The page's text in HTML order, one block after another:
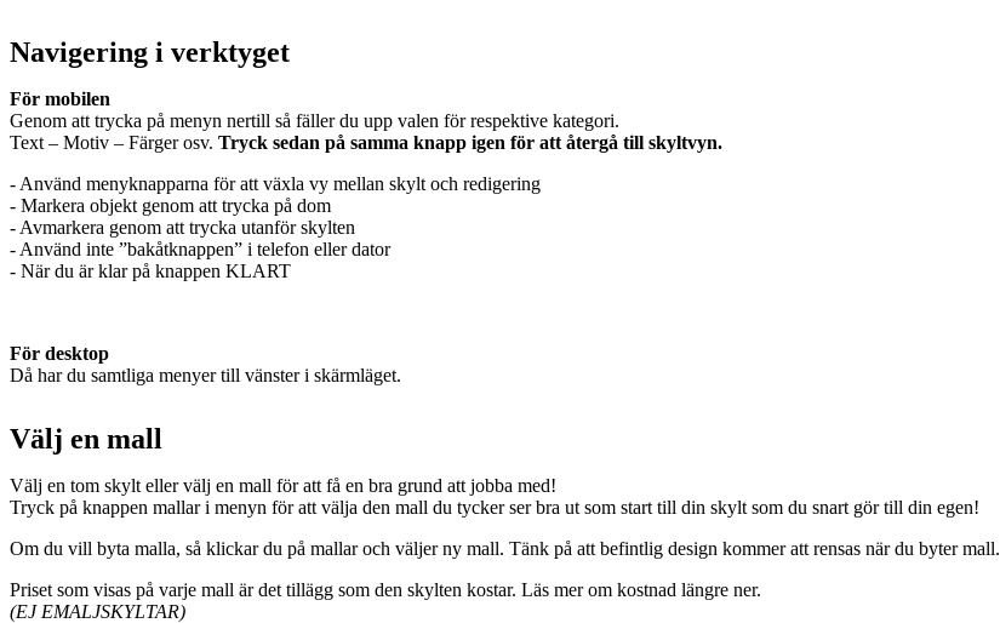
Navigering i verktyget
För mobilen
Genom att trycka på menyn nertill så fäller du upp valen för respektive kategori.
Text – Motiv – Färger osv. Tryck sedan på samma knapp igen för att återgå till skyltvyn.
- Använd menyknapparna för att växla vy mellan skylt och redigering
- Markera objekt genom att trycka på dom
- Avmarkera genom att trycka utanför skylten
- Använd inte ”bakåtknappen” i telefon eller dator
- När du är klar på knappen KLART
För desktop
Då har du samtliga menyer till vänster i skärmläget.
Välj en mall
Välj en tom skylt eller välj en mall för att få en bra grund att jobba med!
Tryck på knappen mallar i menyn för att välja den mall du tycker ser bra ut som start till din skylt som du snart gör till din egen!
Om du vill byta malla, så klickar du på mallar och väljer ny mall. Tänk på att befintlig design kommer att rensas när du byter mall.
Priset som visas på varje mall är det tillägg som den skylten kostar. Läs mer om kostnad längre ner.
(EJ EMALJSKYLTAR)